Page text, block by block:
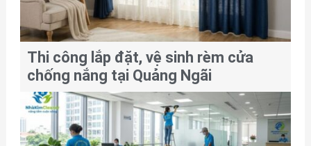
Thi công lắp đặt, vệ sinh rèm cửa
chống nắng tại Quảng Ngãi